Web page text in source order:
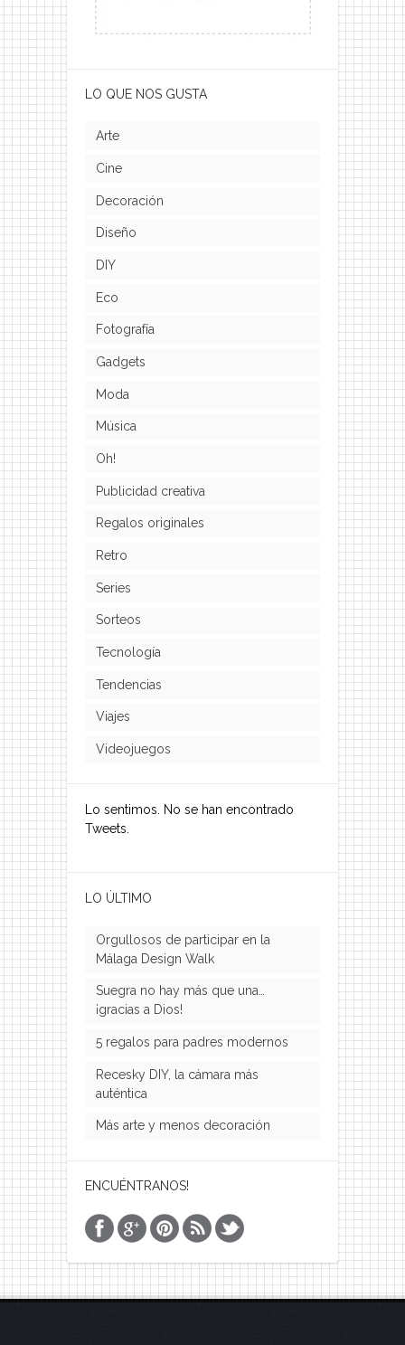
LO QUE NOS GUSTA
Arte
Cine
Decoración
Diseño
DIY
Eco
Fotografía
Gadgets
Moda
Música
Oh!
Publicidad creativa
Regalos originales
Retro
Series
Sorteos
Tecnología
Tendencias
Viajes
Videojuegos
Lo sentimos. No se han encontrado
Tweets.
LO ÚLTIMO
Orgullosos de participar en la
Málaga Design Walk
Suegra no hay más que una…
¡gracias a Dios!
5 regalos para padres modernos
Recesky DIY, la cámara más
auténtica
Más arte y menos decoración
ENCUÉNTRANOS!